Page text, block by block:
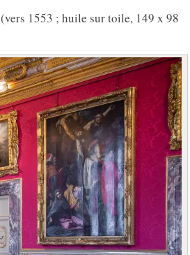
(vers 1553 ; huile sur toile, 149 x 98